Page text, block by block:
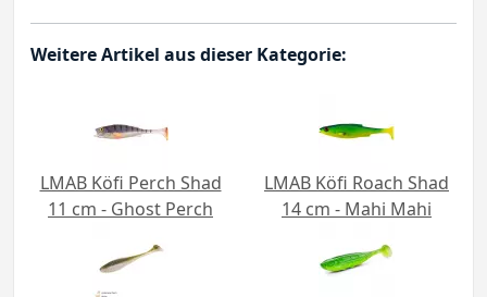
Weitere Artikel aus dieser Kategorie:
LMAB Köfi Perch Shad
11 cm - Ghost Perch
LMAB Köfi Roach Shad
14 cm - Mahi Mahi